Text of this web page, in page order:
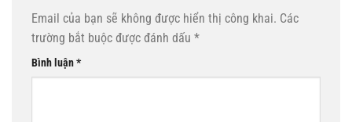
Email của bạn sẽ không được hiển thị công khai. Các
trường bắt buộc được đánh dấu *
Bình luận*